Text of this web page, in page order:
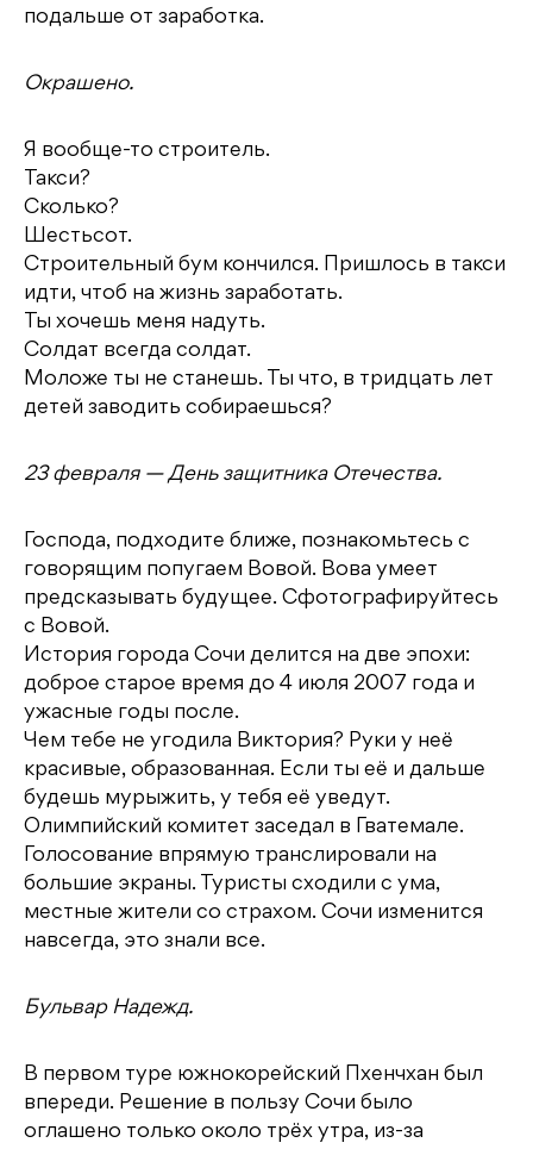
подальше от заработка.
Окрашено.
Я вообще-то строитель.
Такси?
Сколько?
Шестьсот.
Строительный бум кончился. Пришлось в такси
идти, чтоб на жизнь заработать.
Ты хочешь меня надуть.
Солдат всегда солдат.
Моложе ты не станешь. Ты что, в тридцать лет
детей заводить собираешься?
23 февраля — День защитника Отечества.
Господа, подходите ближе, познакомьтесь с
говорящим попугаем Вовой. Вова умеет
предсказывать будущее. Сфотографируйтесь
с Вовой.
История города Сочи делится на две эпохи:
доброе старое время до 4 июля 2007 года и
ужасные годы после.
Чем тебе не угодила Виктория? Руки у неё
красивые, образованная. Если ты её и дальше
будешь мурыжить, у тебя её уведут.
Олимпийский комитет заседал в Гватемале.
Голосование впрямую транслировали на
большие экраны. Туристы сходили с ума,
местные жители со страхом. Сочи изменится
навсегда, это знали все.
Бульвар Надежд.
В первом туре южнокорейский Пхенчхан был
впереди. Решение в пользу Сочи было
оглашено только около трёх утра, из-за